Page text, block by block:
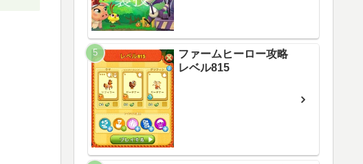
ファームヒーロー攻略
レベル815